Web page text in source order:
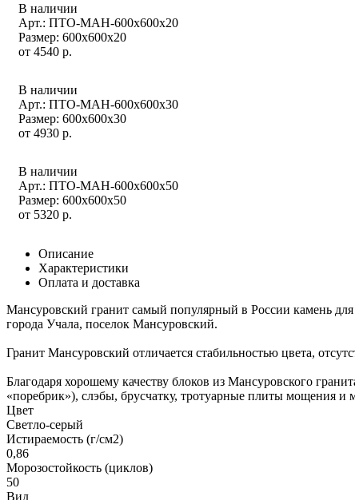
В наличии
Арт.: ПТО-МАН-600х600х20
Размер: 600x600x20
от 4540 р.
В наличии
Арт.: ПТО-МАН-600х600х30
Размер: 600x600x30
от 4930 р.
В наличии
Арт.: ПТО-МАН-600х600х50
Размер: 600x600x50
от 5320 р.
Описание
Характеристики
Оплата и доставка
Мансуровский гранит самый популярный в России камень
города Учала, поселок Мансуровский.
Гранит Мансуровский отличается стабильностью цвета,
Благодаря хорошему качеству блоков из Мансуровского
«поребрик»), слэбы, брусчатку, тротуарные плиты мощения и
Цвет
Светло-серый
Истираемость (г/см2)
0,86
Морозостойкость (циклов)
50
Вид